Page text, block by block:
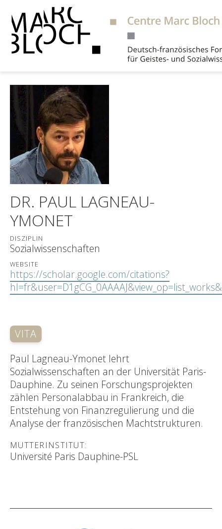
DR. PAUL LAGNEAU-
YMONET
DISZIPLIN
Sozialwissenschaften
WEBSITE
https://scholar.google.com/citations?
VITA
Paul Lagneau-Ymonet lehrt
Sozialwissenschaften an der Universität Paris-
Dauphine. Zu seinen Forschungsprojekten
zählen Personalabbau in Frankreich, die
Entstehung von Finanzregulierung und die
Analyse der französischen Machtstrukturen.
MUTTERINSTITUT:
Université Paris Dauphine-PSL